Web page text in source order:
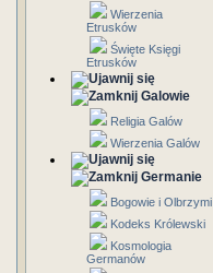
Wierzenia
Etrusków
Święte Księgi
Etrusków
Galowie
Religia Galów
Wierzenia Galów
Germanie
Bogowie i Olbrzymi
Kodeks Królewski
Kosmologia
Germanów